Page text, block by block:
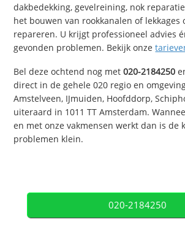
dakbedekking, gevelreining, nok
het bouwen van rookkanalen of lekkages
repareren. U krijgt professioneel advies
gevonden problemen. Bekijk onze
Bel deze ochtend nog met020-2184250
direct in de gehele 020 regio en
Amstelveen, IJmuiden, Hoofddorp,
uiteraard in 1011 TT Amsterdam.
en met onze vakmensen werkt dan is de
problemen klein.
020-2184250